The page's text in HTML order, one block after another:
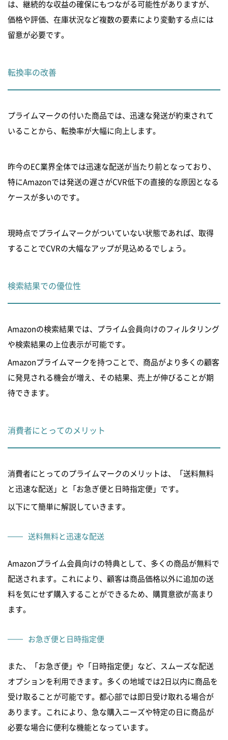
は、継続的な収益の確保にもつながる可能性がありますが、
価格や評価、在庫状況など複数の要素により変動する点には
留意が必要です。
転換率の改善
プライムマークの付いた商品では、迅速な発送が約束されて
いることから、転換率が大幅に向上します。
昨今のEC業界全体では迅速な配送が当たり前となっており、
特にAmazonでは発送の遅さがCVR低下の直接的な原因となる
ケースが多いのです。
現時点でプライムマークがついていない状態であれば、取得
することでCVRの大幅なアップが見込めるでしょう。
検索結果での優位性
Amazonの検索結果では、プライム会員向けのフィルタリング
や検索結果の上位表示が可能です。
Amazonプライムマークを持つことで、商品がより多くの顧客
に発見される機会が増え、その結果、売上が伸びることが期
待できます。
消費者にとってのメリット
消費者にとってのプライムマークのメリットは、「送料無料
と迅速な配送」と「お急ぎ便と日時指定便」です。
以下にて簡単に解説していきます。
送料無料と迅速な配送
Amazonプライム会員向けの特典として、多くの商品が無料で
配送されます。これにより、顧客は商品価格以外に追加の送
料を気にせず購入することができるため、購買意欲が高まり
ます。
お急ぎ便と日時指定便
また、「お急ぎ便」や「日時指定便」など、スムーズな配送
オプションを利用できます。多くの地域では2日以内に商品を
受け取ることが可能です。都心部では即日受け取れる場合が
あります。これにより、急な購入ニーズや特定の日に商品が
必要な場合に便利な機能となっています。